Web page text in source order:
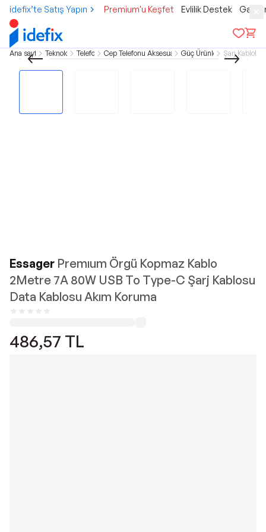
idefix’te Satış Yapın Premium'u Keşfet Evlilik Destek
Ana sayfa Teknoloji Telefon Cep Telefonu AksesuarlarıGüç Ürünleri Şarj Kabloları
Essager Premıum Örgü Kopmaz Kablo
2Metre 7A 80W USB To Type-C Şarj Kablosu
Data Kablosu Akım Koruma
486,57 TL